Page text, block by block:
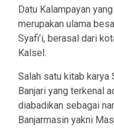
Datu Kalampayan
merupakan ulama
Syafi’i, berasal dari
Kalsel.
Salah satu kitab karya
Banjari yang terkenal
diabadikan sebagai
Banjarmasin yakni